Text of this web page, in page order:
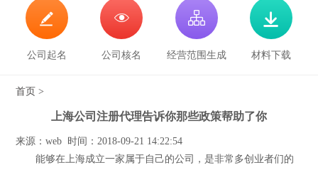

公司起名

公司核名

经营范围生成

材料下载
首页 >
上海公司注册代理告诉你那些政策帮助了你
来源：web 时间：2018-09-21 14:22:54
能够在上海成立一家属于自己的公司，是非常多创业者们的